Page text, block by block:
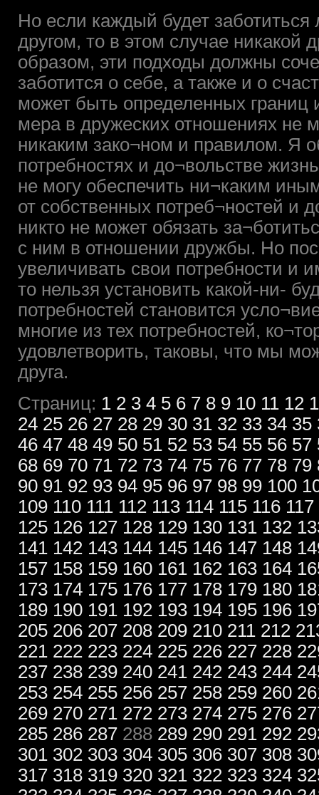
Но если каждый будет
другом, то в этом случае
образом, эти подходы должны
заботится о себе, а также и о
может быть определенных границ
мера в дружеских отношениях не
никаким зако¬ном и правилом. Я
потребностях и до¬вольстве
не могу обеспечить ни¬каким
от собственных потреб¬ностей и
никто не может обязать
с ним в отношении дружбы. Но
увеличивать свои потребности и
то нельзя установить какой-ни-
потребностей становится
многие из тех потребностей,
удовлетворить, таковы, что мы
друга.
Страниц: 1 2 3 4 5 6 7 8 9 10 11 12
24 25 26 27 28 29 30 31 32 33 34 35
46 47 48 49 50 51 52 53 54 55 56 57
68 69 70 71 72 73 74 75 76 77 78 79
90 91 92 93 94 95 96 97 98 99 100
109 110 111 112 113 114 115 116 117
125 126 127 128 129 130 131 132
141 142 143 144 145 146 147 148
157 158 159 160 161 162 163 164
173 174 175 176 177 178 179 180
189 190 191 192 193 194 195 196
205 206 207 208 209 210 211 212
221 222 223 224 225 226 227 228
237 238 239 240 241 242 243 244
253 254 255 256 257 258 259 260
269 270 271 272 273 274 275 276
285 286 287 288 289 290 291 292
301 302 303 304 305 306 307 308
317 318 319 320 321 322 323 324